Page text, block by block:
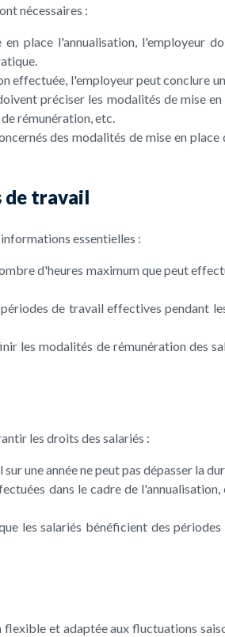
nécessaires :
place l'annualisation, l'employeur
l'employeur peut conclure
préciser les modalités de mise
rémunération, etc.
des modalités de mise en
de travail
essentielles :
d'heures maximum que peut
de travail effectives pendant
les modalités de rémunération des
les droits des salariés :
une année ne peut pas dépasser la
dans le cadre de
les salariés bénéficient des
et adaptée aux fluctuations